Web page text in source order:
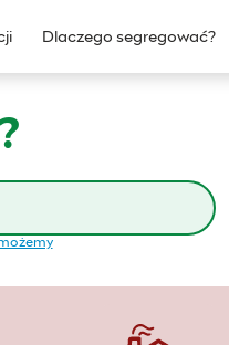
Dlaczego segregować?